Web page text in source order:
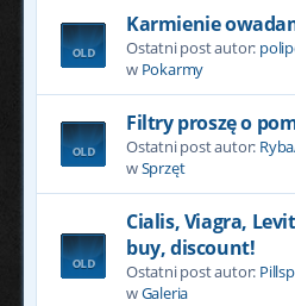
Karmienie
Ostatni post autor:
w Pokarmy
Filtry proszę o
Ostatni post autor:
wSprzęt
Cialis, Viagra,
buy, discount!
Ostatni post autor:
wGaleria